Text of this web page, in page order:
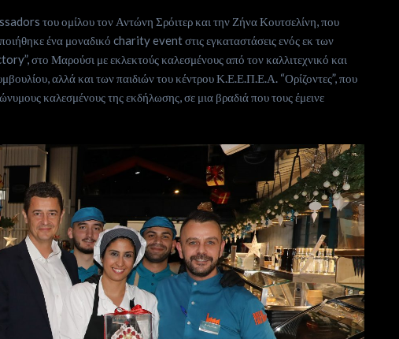
του ομίλου τον Αντώνη Σρόιτερ και την Ζήνα Κουτσελίνη, που
ένα μοναδικό charity event στις εγκαταστάσεις ενός εκ των
στο Μαρούσι με εκλεκτούς καλεσμένους από τον καλλιτεχνικό και
αλλά και των παιδιών του κέντρου Κ.Ε.Ε.Π.Ε.Α. “Ορίζοντες”, που
καλεσμένους της εκδήλωσης, σε μια βραδιά που τους έμεινε